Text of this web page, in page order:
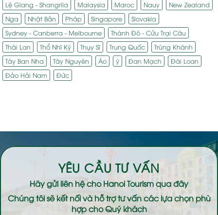
Lệ Giang - Shangrila
Malaysia Maroc Nauy
New Zealand
Nga
Nhật Bản Pháp Singapore
Slovakia
Sydney - Canberra - Melbourne
Thành Đô - Cửu Trại Câu
Thái Lan
Thổ Nhĩ Kỳ Thụy Sĩ Trung Quốc
Trùng Khánh
Tây Ban Nha
Tây Nguyên Áo ý Đan Mạch
Đài Loan
Đảo Hải Nam
Đức
YÊU CẦU TƯ VẤN
Hãy gửi liên hệ choHanoi Tourismqua đây
Chúng tôi sẽ kết nối và hỗ trợ tư vấn các lựa chọn phù
hợp cho Quý khách